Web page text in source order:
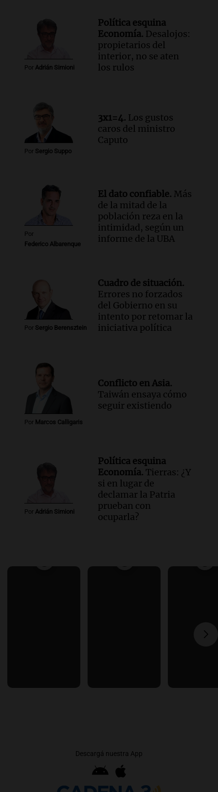
Episodios
Audio. Solicitan quiebra de Lebron
Group en medio de una investigación
por estafa piramidal millonaria
Panorama Federal
venta de medicamentos controlados
mediante delivery
Panorama Federal
Episodios
Por Adrián Simioni
Política esquina
Economía. Desalojos:
propietarios del
interior, no se aten
los rulos
Por Sergio Suppo
3x1=4. Los gustos
caros del ministro
Caputo
Por
Federico Albarenque
El dato confiable. Más
de la mitad de la
población reza en la
intimidad, según un
informe de la UBA
Por Sergio Berensztein
Cuadro de situación.
Errores no forzados
del Gobierno en su
intento por retomar la
iniciativa política
Por Marcos Calligaris
Conflicto en Asia.
Taiwán ensaya cómo
seguir existiendo
Por Adrián Simioni
Política esquina
Economía. Tierras: ¿Y
si en lugar de
declamar la Patria
prueban con
ocuparla?
Descargá nuestra App